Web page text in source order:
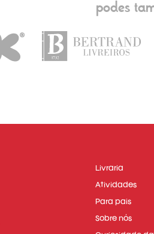
podes
Livraria
Atividades
Para pais
Sobre nós